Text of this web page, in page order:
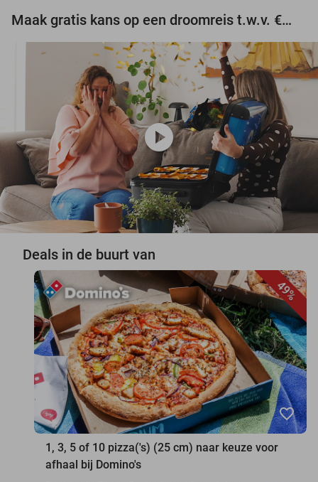
Maak gratis kans op een droomreis t.w.v. €3.000!
play_circle
Deals in de buurt van
49%
favorite_border
1, 3, 5 of 10 pizza('s) (25 cm) naar keuze voor
afhaal bij Domino's